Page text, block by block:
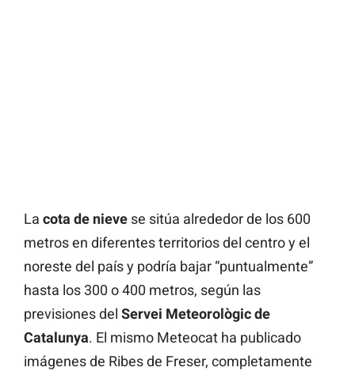
La cota de nieve se sitúa alrededor de los 600
metros en diferentes territorios del centro y el
noreste del país y podría bajar “puntualmente”
hasta los 300 o 400 metros, según las
previsiones del Servei Meteorològic de
Catalunya. El mismo Meteocat ha publicado
imágenes de Ribes de Freser, completamente